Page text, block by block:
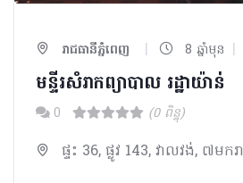
រាជធានីភ្នំពេញ | 8 ឆ្នាំមុន |
មន្ទីរសំរាកព្យាបាល​ រដ្ឋាយ៉ាន់
0 (0 ពិន្ទុ)
ផ្ទះ 36, ផ្លូវ 143, វាលវង់, ៧មករា